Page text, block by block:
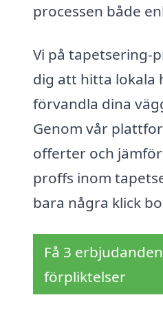
processen både
Vi på tapetsering-
dig att hitta lokala
förvandla dina
Genom vår
offerter och
proffs inom
bara några klick
Få 3
förpliktelser